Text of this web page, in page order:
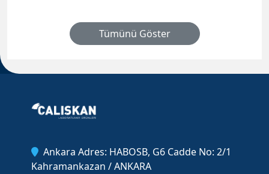
Tümünü Göster
Ankara Adres: HABOSB, G6 Cadde No: 2/1
Kahramankazan / ANKARA